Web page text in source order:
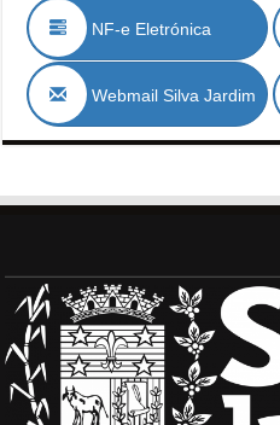
NF-e Eletrónica
Webmail Silva Jardim